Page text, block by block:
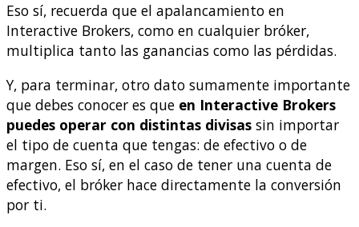
Eso sí, recuerda que el apalancamiento en
Interactive Brokers, como en cualquier bróker,
multiplica tanto las ganancias como las pérdidas.
Y, para terminar, otro dato sumamente importante
que debes conocer es que en Interactive Brokers
puedes operar con distintas divisas sin importar
el tipo de cuenta que tengas: de efectivo o de
margen. Eso sí, en el caso de tener una cuenta de
efectivo, el bróker hace directamente la conversión
por ti.